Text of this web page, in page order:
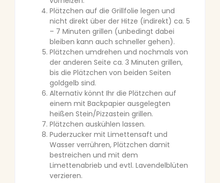
Plätzchen auf die Grillfolie legen und
nicht direkt über der Hitze (indirekt) ca. 5
– 7 Minuten grillen (unbedingt dabei
bleiben kann auch schneller gehen).
Plätzchen umdrehen und nochmals von
der anderen Seite ca. 3 Minuten grillen,
bis die Plätzchen von beiden Seiten
goldgelb sind.
Alternativ könnt Ihr die Plätzchen auf
einem mit Backpapier ausgelegten
heißen Stein/Pizzastein grillen.
Plätzchen auskühlen lassen.
Puderzucker mit Limettensaft und
Wasser verrühren, Plätzchen damit
bestreichen und mit dem
Limettenabrieb und evtl. Lavendelblüten
verzieren.